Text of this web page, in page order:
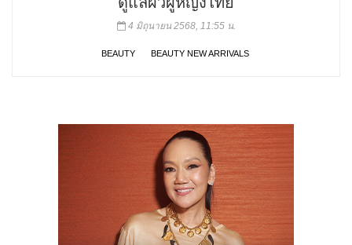
4 มิถุนายน 2568, 11:55 น.
BEAUTY BEAUTY NEW ARRIVALS